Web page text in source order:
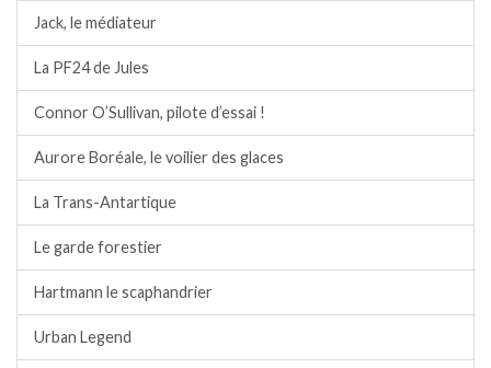
Jack, le médiateur
La PF24 de Jules
Connor O’Sullivan, pilote d’essai !
Aurore Boréale, le voilier des glaces
La Trans-Antartique
Le garde forestier
Hartmann le scaphandrier
Urban Legend